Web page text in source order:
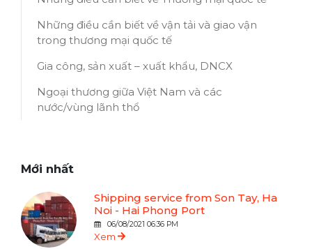
Những điều cần biết về vận tải và giao vận
trong thương mại quốc tế
Gia công, sản xuất – xuất khẩu, DNCX
Ngoại thương giữa Việt Nam và các
nước/vùng lãnh thổ
Mới nhất
Shipping service from Son Tay, Ha
Noi - Hai Phong Port
06/08/2021 06:36 PM
Xem